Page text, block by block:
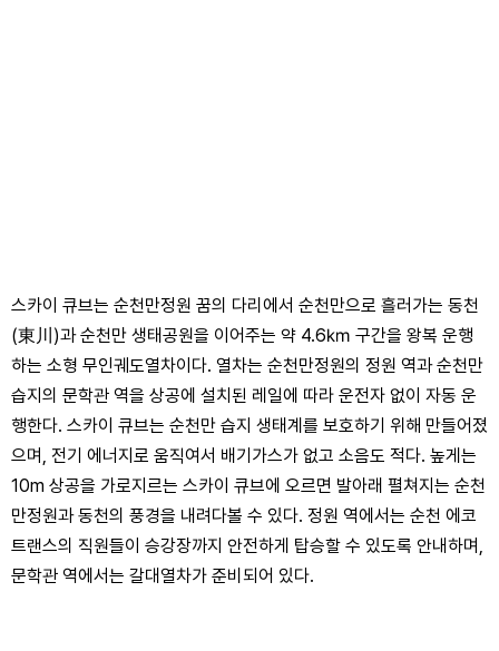
스카이 큐브는 순천만정원 꿈의 다리에서 순천만으로 흘러가는 동천
(東川)과 순천만 생태공원을 이어주는 약 4.6㎞ 구간을 왕복 운행
하는 소형 무인궤도열차이다. 열차는 순천만정원의 정원 역과 순천만
습지의 문학관 역을 상공에 설치된 레일에 따라 운전자 없이 자동 운
행한다. 스카이 큐브는 순천만 습지 생태계를 보호하기 위해 만들어졌
으며, 전기 에너지로 움직여서 배기가스가 없고 소음도 적다. 높게는
10m 상공을 가로지르는 스카이 큐브에 오르면 발아래 펼쳐지는 순천
만정원과 동천의 풍경을 내려다볼 수 있다. 정원 역에서는 순천 에코
트랜스의 직원들이 승강장까지 안전하게 탑승할 수 있도록 안내하며,
문학관 역에서는 갈대열차가 준비되어 있다.